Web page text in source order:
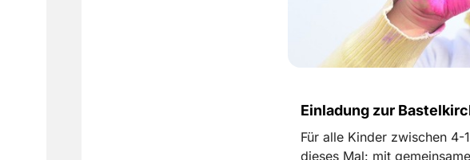
Einladung zur
Für alle Kinder zwischen 4-
dieses Mal: mit